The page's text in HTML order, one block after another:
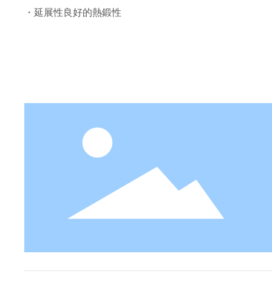
・延展性良好的熱鍛性